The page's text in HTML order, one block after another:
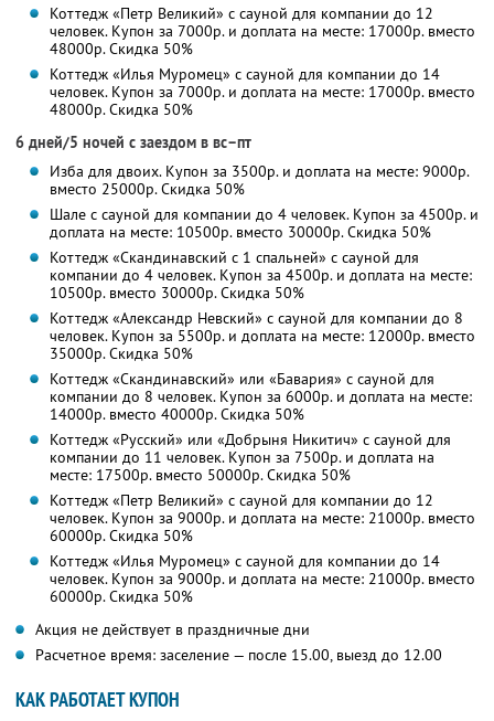
Коттедж «Петр Великий» с сауной для компании до 12
человек. Купон за 7000р. и доплата на месте: 17000р. вместо
48000р. Скидка 50%
Коттедж «Илья Муромец» с сауной для компании до 14
человек. Купон за 7000р. и доплата на месте: 17000р. вместо
48000р. Скидка 50%
6 дней/5 ночей с заездом в вс–пт
Изба для двоих. Купон за 3500р. и доплата на месте: 9000р.
вместо 25000р. Скидка 50%
Шале с сауной для компании до 4 человек. Купон за 4500р. и
доплата на месте: 10500р. вместо 30000р. Скидка 50%
Коттедж «Скандинавский с 1 спальней» с сауной для
компании до 4 человек. Купон за 4500р. и доплата на месте:
10500р. вместо 30000р. Скидка 50%
Коттедж «Александр Невский» с сауной для компании до 8
человек. Купон за 5500р. и доплата на месте: 12000р. вместо
35000р. Скидка 50%
Коттедж «Скандинавский» или «Бавария» с сауной для
компании до 8 человек. Купон за 6000р. и доплата на месте:
14000р. вместо 40000р. Скидка 50%
Коттедж «Русский» или «Добрыня Никитич» с сауной для
компании до 11 человек. Купон за 7500р. и доплата на
месте: 17500р. вместо 50000р. Скидка 50%
Коттедж «Петр Великий» с сауной для компании до 12
человек. Купон за 9000р. и доплата на месте: 21000р. вместо
60000р. Скидка 50%
Коттедж «Илья Муромец» с сауной для компании до 14
человек. Купон за 9000р. и доплата на месте: 21000р. вместо
60000р. Скидка 50%
Акция не действует в праздничные дни
Расчетное время: заселение — после 15.00, выезд до 12.00
КАК РАБОТАЕТ КУПОН